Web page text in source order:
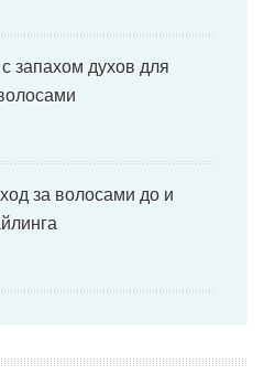
запахом духов для
за волосами до и